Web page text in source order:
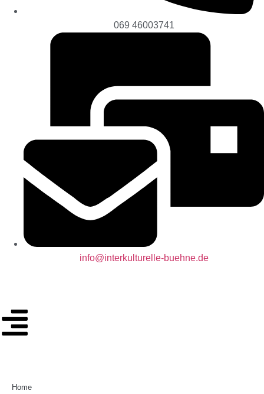
069 46003741
info@interkulturelle-buehne.de
Home